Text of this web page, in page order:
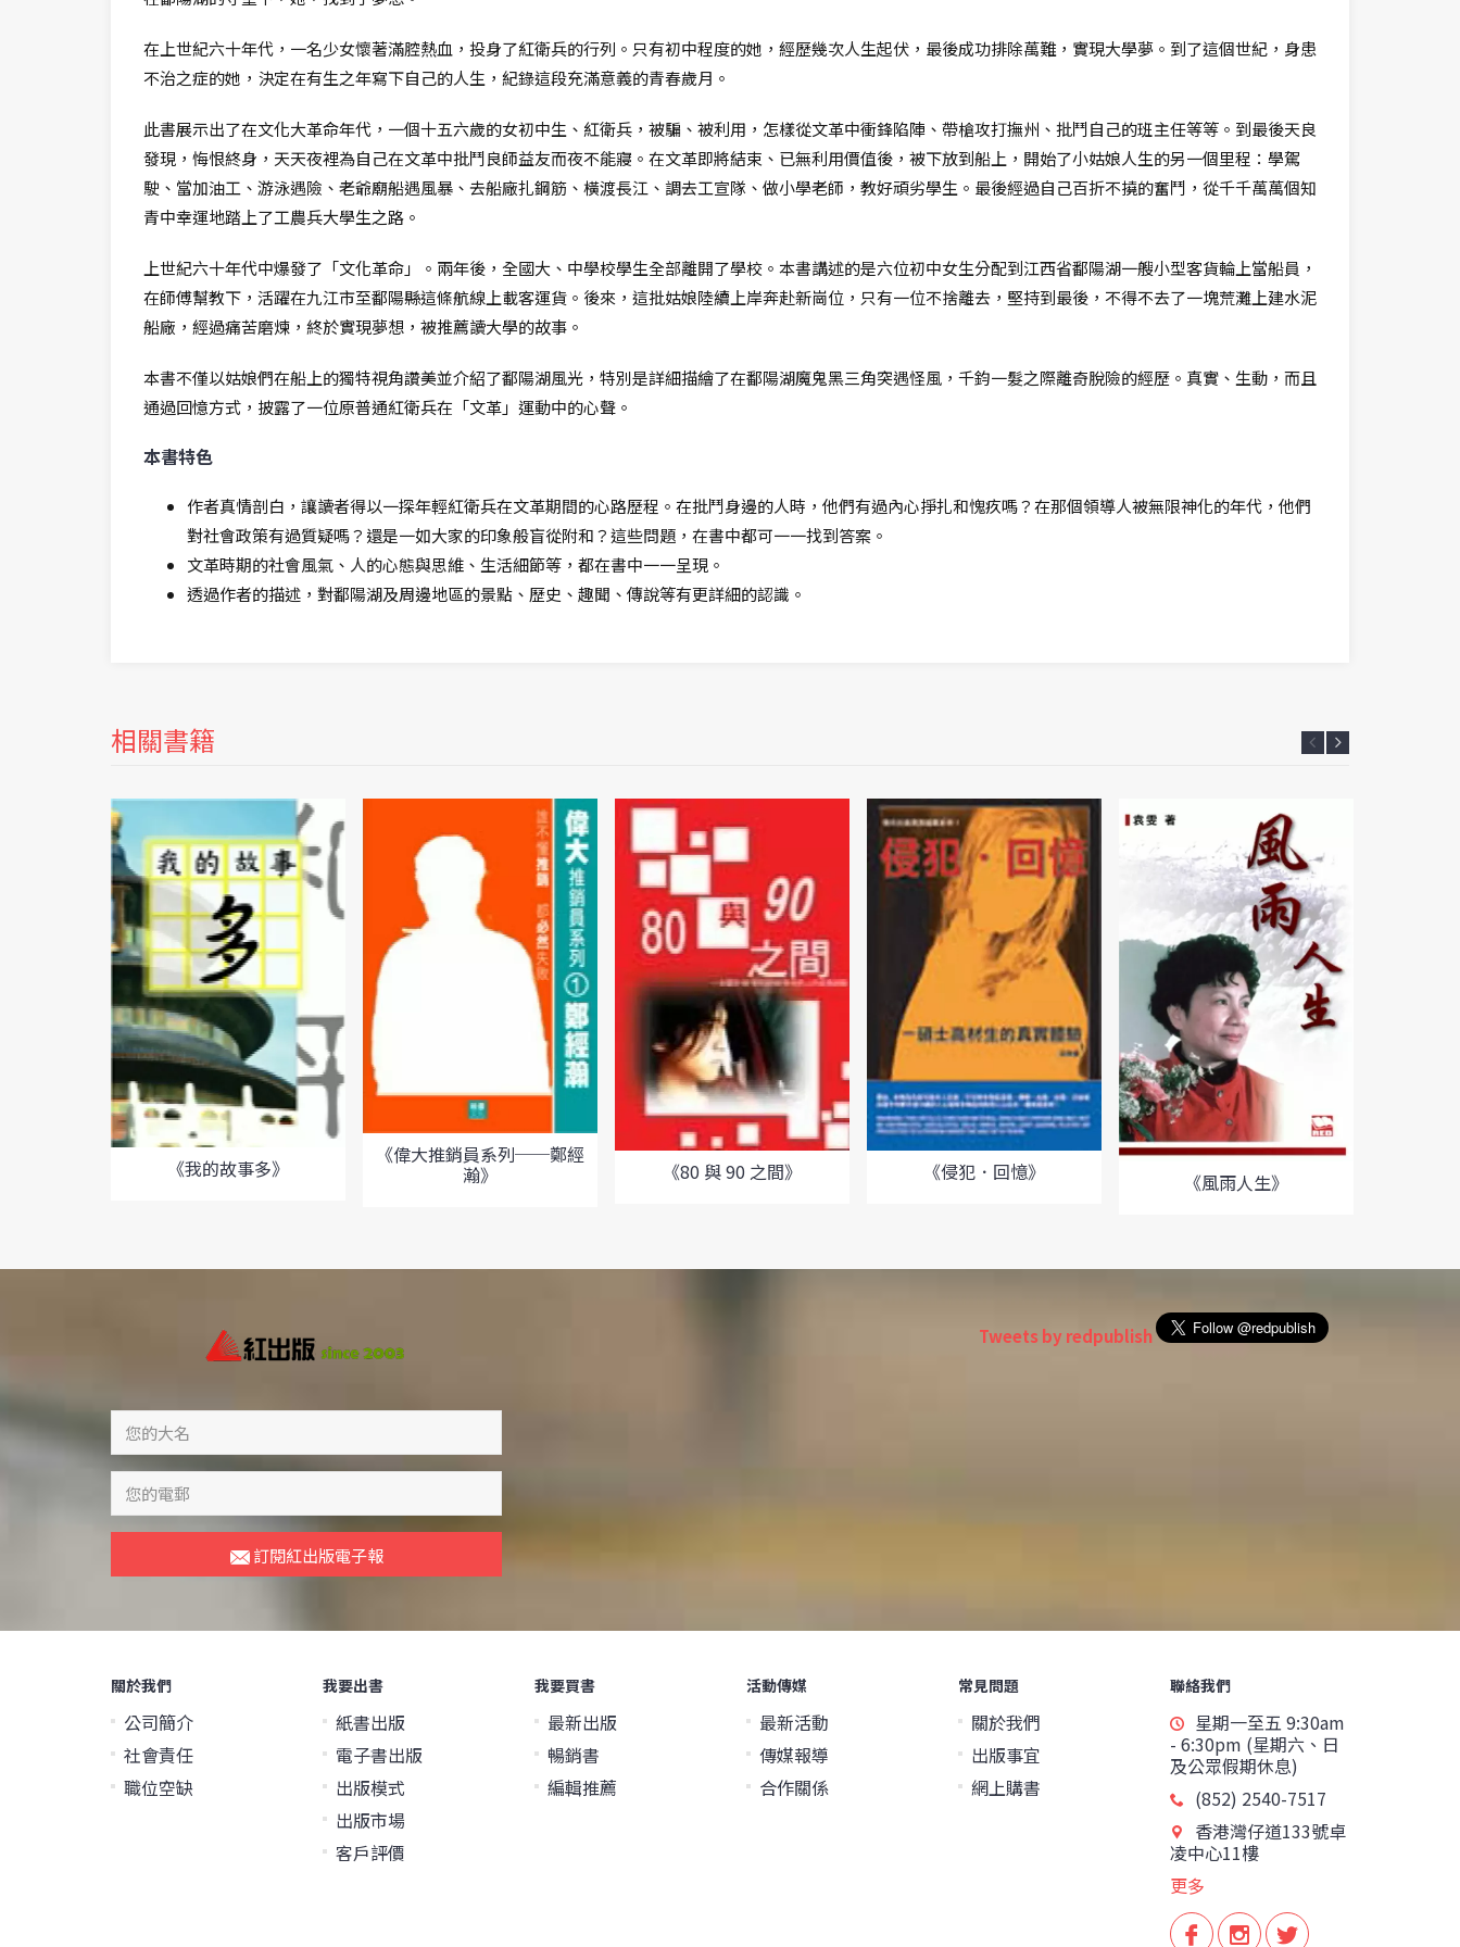
在上世紀六十年代，一名少女懷著滿腔熱血，投身了紅衛兵的行列。只有初中程度的她，經歷幾次人生起伏，最後成功排除萬難，實現大學夢。到了這個世紀，身患
不治之症的她，決定在有生之年寫下自己的人生，紀錄這段充滿意義的青春歲月。
此書展示出了在文化大革命年代，一個十五六歲的女初中生、紅衛兵，被騙、被利用，怎樣從文革中衝鋒陷陣、帶槍攻打撫州、批鬥自己的班主任等等。到最後天良
發現，悔恨終身，天天夜裡為自己在文革中批鬥良師益友而夜不能寢。在文革即將結束、已無利用價值後，被下放到船上，開始了小姑娘人生的另一個里程：學駕
駛、當加油工、游泳遇險、老爺廟船遇風暴、去船廠扎鋼筋、橫渡長江、調去工宣隊、做小學老師，教好頑劣學生。最後經過自己百折不撓的奮鬥，從千千萬萬個知
青中幸運地踏上了工農兵大學生之路。
上世紀六十年代中爆發了「文化革命」。兩年後，全國大、中學校學生全部離開了學校。本書講述的是六位初中女生分配到江西省鄱陽湖一艘小型客貨輪上當船員，
在師傅幫教下，活躍在九江市至鄱陽縣這條航線上載客運貨。後來，這批姑娘陸續上岸奔赴新崗位，只有一位不捨離去，堅持到最後，不得不去了一塊荒灘上建水泥
船廠，經過痛苦磨煉，終於實現夢想，被推薦讀大學的故事。
本書不僅以姑娘們在船上的獨特視角讚美並介紹了鄱陽湖風光，特別是詳細描繪了在鄱陽湖魔鬼黑三角突遇怪風，千鈞一髮之際離奇脫險的經歷。真實、生動，而且
通過回憶方式，披露了一位原普通紅衛兵在「文革」運動中的心聲。
本書特色
作者真情剖白，讓讀者得以一探年輕紅衛兵在文革期間的心路歷程。在批鬥身邊的人時，他們有過內心掙扎和愧疚嗎？在那個領導人被無限神化的年代，他們
對社會政策有過質疑嗎？還是一如大家的印象般盲從附和？這些問題，在書中都可一一找到答案。
文革時期的社會風氣、人的心態與思維、生活細節等，都在書中一一呈現。
透過作者的描述，對鄱陽湖及周邊地區的景點、歷史、趣聞、傳說等有更詳細的認識。
相關書籍
《我的故事多》
《偉大推銷員系列──鄭經
瀚》 《80 與 90 之間》 《侵犯．回憶》 《風雨人生》
訂閱紅出版電子報
Tweets by redpublish
關於我們
公司簡介
社會責任
職位空缺
我要出書
紙書出版
電子書出版
出版模式
出版市場
客戶評價
我要買書
最新出版
暢銷書
編輯推薦
活動傳媒
最新活動
傳媒報導
合作關係
常見問題
關於我們
出版事宜
網上購書
聯絡我們
星期一至五 9:30am
- 6:30pm (星期六、日
及公眾假期休息)
(852) 2540-7517
香港灣仔道133號卓
凌中心11樓
更多